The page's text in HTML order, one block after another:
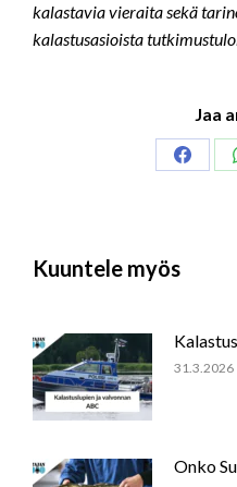
kalastavia vieraita sekä
kalastusasioista
Jaa
Share
Kuuntele myös
31.3.2026
Onko